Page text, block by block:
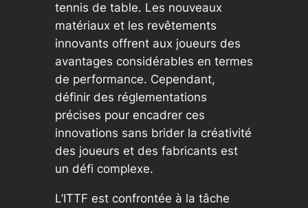
tennis de table. Les nouveaux
matériaux et les revêtements
innovants offrent aux joueurs des
avantages considérables en termes
de performance. Cependant,
définir des réglementations
précises pour encadrer ces
innovations sans brider la créativité
des joueurs et des fabricants est
un défi complexe.
L’ITTF est confrontée à la tâche